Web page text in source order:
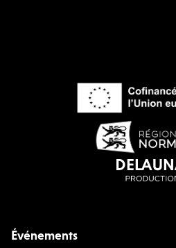
Événements